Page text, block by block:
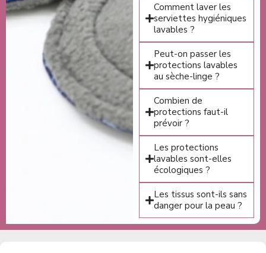
Comment laver les
serviettes hygiéniques
lavables ?
Peut-on passer les
protections lavables
au sèche-linge ?
Combien de
protections faut-il
prévoir ?
Les protections
lavables sont-elles
écologiques ?
Les tissus sont-ils sans
danger pour la peau ?